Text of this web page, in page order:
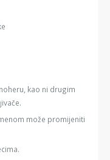
kao ni drugim
može promijeniti